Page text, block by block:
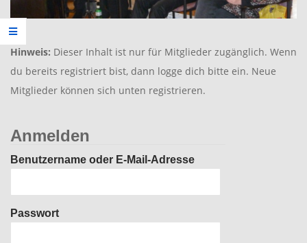
Hinweis: Dieser Inhalt ist nur für Mitglieder zugänglich. Wenn
du bereits registriert bist, dann logge dich bitte ein. Neue
Mitglieder können sich unten registrieren.
Anmelden
Benutzername oder E-Mail-Adresse
Passwort